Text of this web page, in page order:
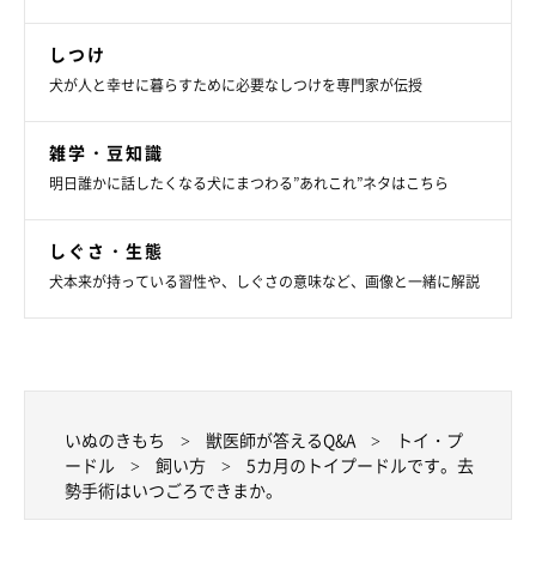
しつけ
犬が人と幸せに暮らすために必要なしつけを専門家が伝授
雑学・豆知識
明日誰かに話したくなる犬にまつわる”あれこれ”ネタはこちら
しぐさ・生態
犬本来が持っている習性や、しぐさの意味など、画像と一緒に解説
いぬのきもち 獣医師が答えるQ&A
トイ・プ
ードル
飼い方
5カ月のトイプードルです。去
勢手術はいつごろできまか。